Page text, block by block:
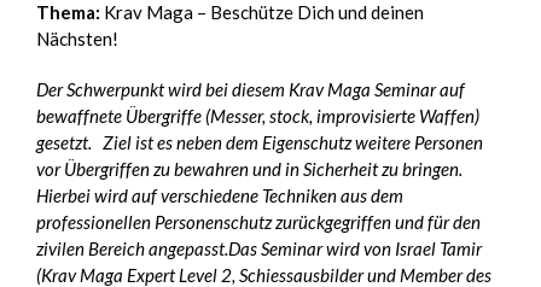
Thema: Krav Maga – Beschütze Dich und deinen
Nächsten!
Der Schwerpunkt wird bei diesem Krav Maga Seminar auf
bewaffnete Übergriffe (Messer, stock, improvisierte Waffen)
gesetzt. Ziel ist es neben dem Eigenschutz weitere Personen
vor Übergriffen zu bewahren und in Sicherheit zu bringen.
Hierbei wird auf verschiedene Techniken aus dem
professionellen Personenschutz zurückgegriffen und für den
zivilen Bereich angepasst.Das Seminar wird von Israel Tamir
(Krav Maga Expert Level 2, Schiessausbilder und Member des